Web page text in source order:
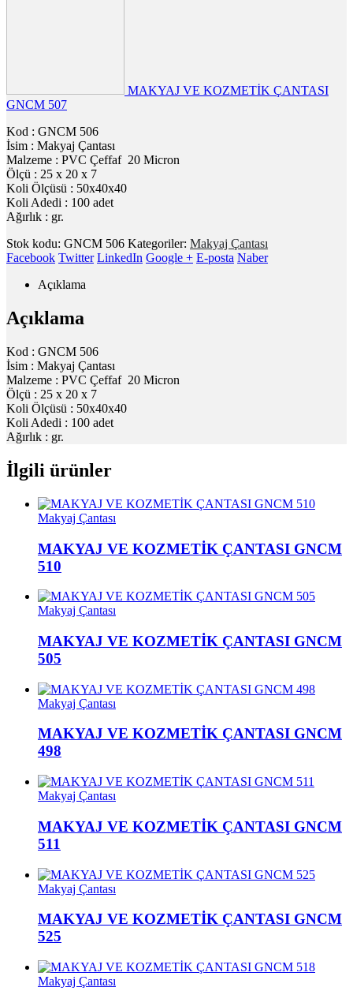
MAKYAJ VE KOZMETİK ÇANTASI
GNCM 507
Kod : GNCM 506
İsim : Makyaj Çantası
Malzeme : PVC Çeffaf 20 Micron
Ölçü : 25 x 20 x 7
Koli Ölçüsü : 50x40x40
Koli Adedi : 100 adet
Ağırlık : gr.
Stok kodu: GNCM 506 Kategoriler: Makyaj Çantası
Facebook Twitter LinkedIn Google + E-posta Naber
Açıklama
Açıklama
Kod : GNCM 506
İsim : Makyaj Çantası
Malzeme : PVC Çeffaf 20 Micron
Ölçü : 25 x 20 x 7
Koli Ölçüsü : 50x40x40
Koli Adedi : 100 adet
Ağırlık : gr.
İlgili ürünler
Makyaj Çantası
MAKYAJ VE KOZMETİK ÇANTASI GNCM
510
Makyaj Çantası
MAKYAJ VE KOZMETİK ÇANTASI GNCM
505
Makyaj Çantası
MAKYAJ VE KOZMETİK ÇANTASI GNCM
498
Makyaj Çantası
MAKYAJ VE KOZMETİK ÇANTASI GNCM
511
Makyaj Çantası
MAKYAJ VE KOZMETİK ÇANTASI GNCM
525
Makyaj Çantası